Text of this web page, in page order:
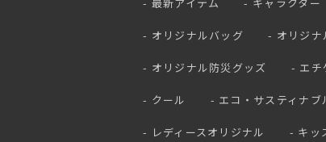
オリジナルバッグ オリジナ
オリジナル防災グッズ エチ
クール エコ・サスティナブ
レディースオリジナル キッ